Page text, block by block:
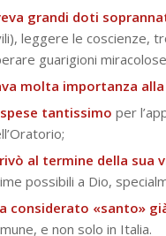
grandi doti
leggere le coscienze,
guarigioni
molta importanza alla
tantissimo per
al termine della sua
possibili a Dio,
considerato «santo»
e non solo in Italia.